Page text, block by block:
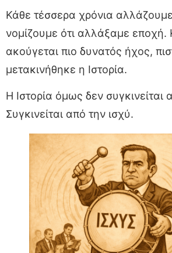
Κάθε τέσσερα χρόνια
νομίζουμε ότι αλλάξαμε
ακούγεται πιο δυνατός ήχος,
μετακινήθηκε η Ιστορία.
Η Ιστορία όμως δεν συγκινείται
Συγκινείται από την ισχύ.